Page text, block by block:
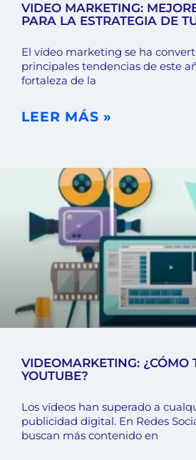
VIDEO MARKETING:
PARA LA ESTRATEGIA DE
El vídeo marketing se ha
principales tendencias de este
fortaleza de la
LEER MÁS »
VIDEOMARKETING: ¿CÓMO
YOUTUBE?
Los vídeos han superado a
publicidad digital. En Redes
buscan más contenido en